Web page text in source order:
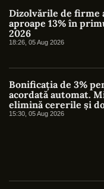
Dizolvările de firme
aproape 13% în
2026
18:26, 05 Aug 2026
Bonificația de 3%
acordată automat.
elimină cererile și
suplimentare
15:30, 05 Aug 2026